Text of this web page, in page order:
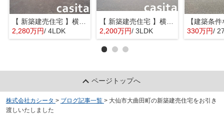
【 新築建売住宅 】横手市八幡字長者町No58 横手北小学校区のオール電化 4LDK
2,280万円/ 4LDK
【 新築建売住宅 】横手市八幡字長者町No50 横手北小学校区のオール電化 3LDK
2,200万円/ 3LDK 330万円/
ページトップへ
株式会社カシータ > ブログ記事一覧 > 大仙市大曲田町の新築建売住宅をお引き
渡しいたしました